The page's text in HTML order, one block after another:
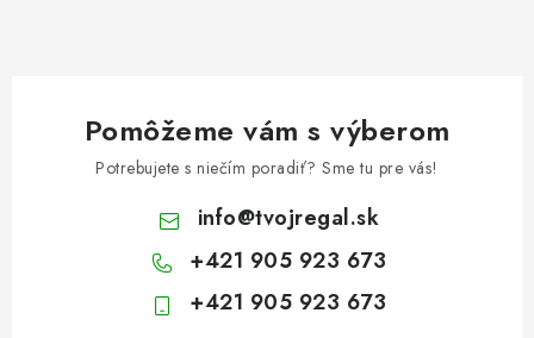
Pomôžeme vám s výberom
Potrebujete s niečím poradiť? Sme tu pre vás!
info@tvojregal.sk
+421 905 923 673
+421 905 923 673